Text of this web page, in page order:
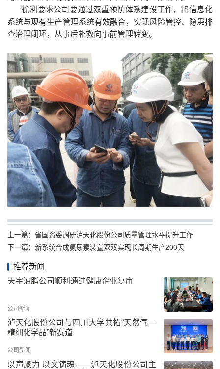
徐利要求公司要通过双重预防体系建设工作，将信息化
系统与现有生产管理系统有效融合，实现风险管控、隐患排
查治理闭环，从事后补救向事前管理转变。
上一篇： 省国资委调研泸天化股份公司质量管理水平提升工作
下一篇： 新系统合成氨尿素装置双双实现长周期生产200天
推荐新闻
天宇油脂公司顺利通过健康企业复审
公司新闻
泸天化股份公司与四川大学共拓“天然气—
精细化学品”新赛道
公司新闻
以声聚力 以文铸魂——泸天化股份公司主